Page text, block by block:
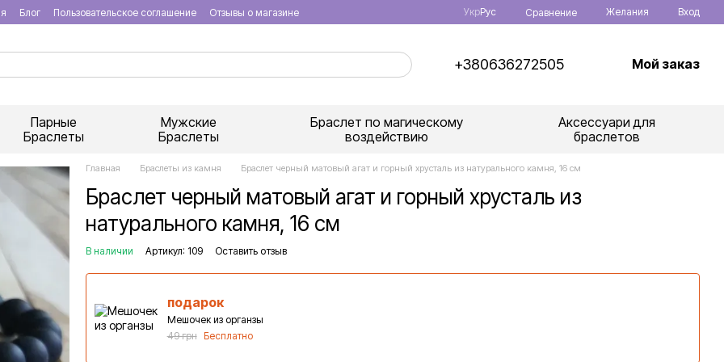
Блог Пользовательское соглашение Отзывы о магазине УкрРус Сравнение Желания Вход
+380636272505 Мой заказ
Парные
Браслеты
Мужские
Браслеты
Браслет по магическому
воздействию
Аксессуари для
браслетов
Главная Браслеты из камня Браслет черный матовый агат и горный хрусталь из натурального камня, 16 см
Браслет черный матовый агат и горный хрусталь из
натурального камня, 16 см
В наличии Артикул: 109 Оставить отзыв
подарок
Мешочек из органзы
49 грн
Бесплатно